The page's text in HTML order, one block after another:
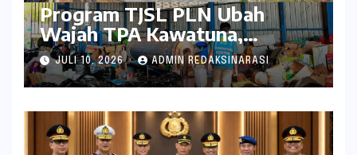
Program TJSL PLN Ubah
Wajah TPA Kawatuna,
Sampah Kini Bernilai Ekonomi
dan Lingkungan
JULI 10, 2026 ADMIN REDAKSINARASI